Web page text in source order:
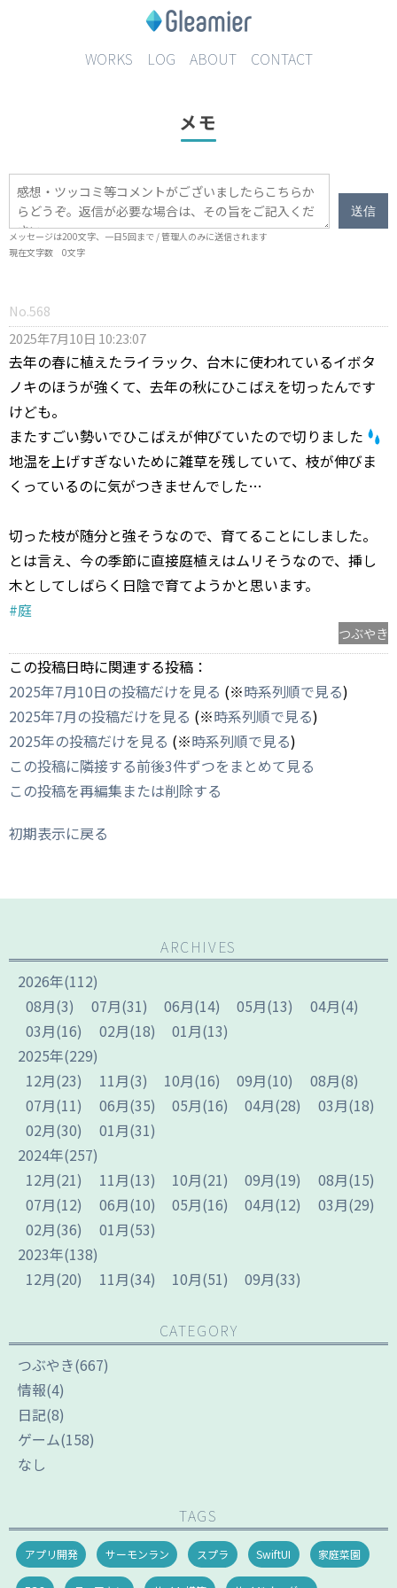
WORKS LOG ABOUT CONTACT
メモ
送信
メッセージは200文字、一日5回まで / 管理人のみに送信されます
現在文字数 0文字
No.568
2025年7月10日 10:23:07
去年の春に植えたライラック、台木に使われているイボタ
ノキのほうが強くて、去年の秋にひこばえを切ったんです
けども。
またすごい勢いでひこばえが伸びていたので切りました
地温を上げすぎないために雑草を残していて、枝が伸びま
くっているのに気がつきませんでした…
切った枝が随分と強そうなので、育てることにしました。
とは言え、今の季節に直接庭植えはムリそうなので、挿し
木としてしばらく日陰で育てようかと思います。
#庭
つぶやき
この投稿日時に関連する投稿：
2025年7月10日の投稿だけを見る (※時系列順で見る)
2025年7月の投稿だけを見る (※時系列順で見る)
2025年の投稿だけを見る (※時系列順で見る)
この投稿に隣接する前後3件ずつをまとめて見る
この投稿を再編集または削除する
初期表示に戻る
ARCHIVES
2026年(112)
08月(3) 07月(31) 06月(14) 05月(13) 04月(4)
03月(16) 02月(18) 01月(13)
2025年(229)
12月(23) 11月(3) 10月(16) 09月(10) 08月(8)
07月(11) 06月(35) 05月(16) 04月(28) 03月(18)
02月(30) 01月(31)
2024年(257)
12月(21) 11月(13) 10月(21) 09月(19) 08月(15)
07月(12) 06月(10) 05月(16) 04月(12) 03月(29)
02月(36) 01月(53)
2023年(138)
12月(20) 11月(34) 10月(51) 09月(33)
CATEGORY
つぶやき(667)
情報(4)
日記(8)
ゲーム(158)
なし
TAGS
アプリ開発 サーモンラン スプラ SwiftUI 家庭菜園